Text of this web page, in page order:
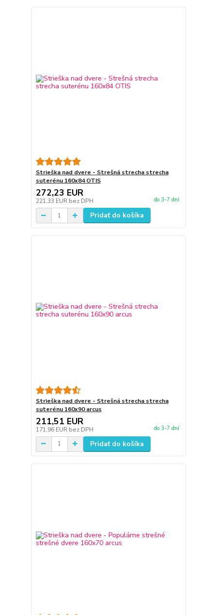
Strieška nad dvere - Strešná strecha strecha
suterénu 160x84 OTIS
272,23 EUR
221,33 EUR bez DPH do 3-7 dní
Pridať do košíka
Strieška nad dvere - Strešná strecha strecha
suterénu 160x90 arcus
211,51 EUR
171,96 EUR bez DPH do 3-7 dní
Pridať do košíka